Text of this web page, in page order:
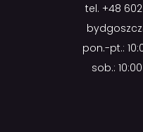
tel. +48
pon.-pt.:
sob.: